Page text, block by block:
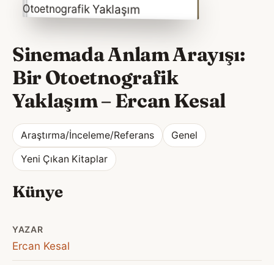
Sinemada Anlam Arayışı:
Bir Otoetnografik
Yaklaşım–Ercan Kesal
Araştırma/İnceleme/Referans Genel
Yeni Çıkan Kitaplar
Künye
YAZAR
Ercan Kesal